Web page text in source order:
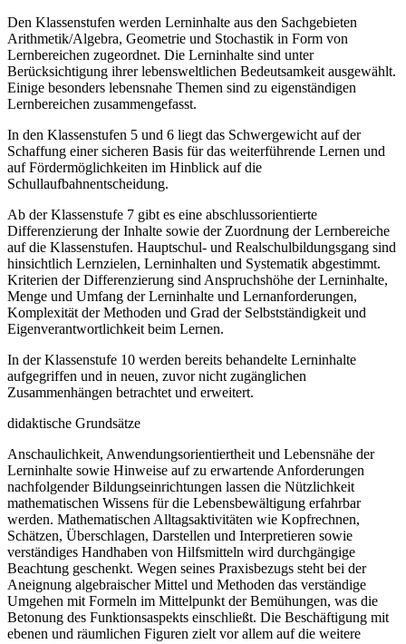
Den Klassenstufen werden Lerninhalte aus den Sachgebieten
Arithmetik/Algebra, Geometrie und Stochastik in Form von
Lernbereichen zugeordnet. Die Lerninhalte sind unter
Berücksichtigung ihrer lebensweltlichen Bedeutsamkeit ausgewählt.
Einige besonders lebensnahe Themen sind zu eigenständigen
Lernbereichen zusammengefasst.
In den Klassenstufen 5 und 6 liegt das Schwergewicht auf der
Schaffung einer sicheren Basis für das weiterführende Lernen und
auf Fördermöglichkeiten im Hinblick auf die
Schullaufbahnentscheidung.
Ab der Klassenstufe 7 gibt es eine abschlussorientierte
Differenzierung der Inhalte sowie der Zuordnung der Lernbereiche
auf die Klassenstufen. Hauptschul- und Realschulbildungsgang sind
hinsichtlich Lernzielen, Lerninhalten und Systematik abgestimmt.
Kriterien der Differenzierung sind Anspruchshöhe der Lerninhalte,
Menge und Umfang der Lerninhalte und Lernanforderungen,
Komplexität der Methoden und Grad der Selbstständigkeit und
Eigenverantwortlichkeit beim Lernen.
In der Klassenstufe 10 werden bereits behandelte Lerninhalte
aufgegriffen und in neuen, zuvor nicht zugänglichen
Zusammenhängen betrachtet und erweitert.
didaktische Grundsätze
Anschaulichkeit, Anwendungsorientiertheit und Lebensnähe der
Lerninhalte sowie Hinweise auf zu erwartende Anforderungen
nachfolgender Bildungseinrichtungen lassen die Nützlichkeit
mathematischen Wissens für die Lebensbewältigung erfahrbar
werden. Mathematischen Alltagsaktivitäten wie Kopfrechnen,
Schätzen, Überschlagen, Darstellen und Interpretieren sowie
verständiges Handhaben von Hilfsmitteln wird durchgängige
Beachtung geschenkt. Wegen seines Praxisbezugs steht bei der
Aneignung algebraischer Mittel und Methoden das verständige
Umgehen mit Formeln im Mittelpunkt der Bemühungen, was die
Betonung des Funktionsaspekts einschließt. Die Beschäftigung mit
ebenen und räumlichen Figuren zielt vor allem auf die weitere